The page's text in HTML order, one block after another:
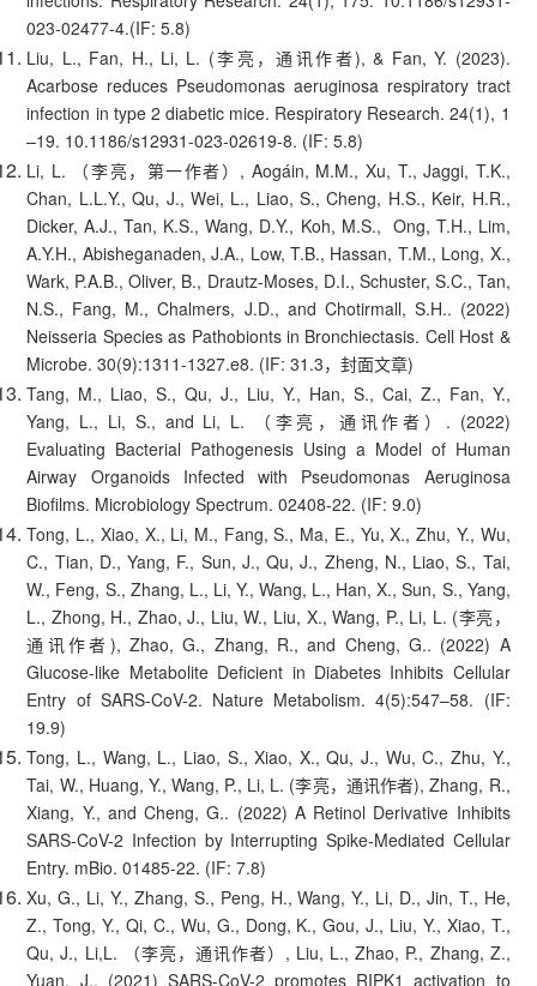
023-02477-4.(IF: 5.8)
Liu, L., Fan, H., Li, L. (李亮，通讯作者), & Fan, Y. (2023).
Acarbose reduces Pseudomonas aeruginosa respiratory tract
infection in type 2 diabetic mice. Respiratory Research. 24(1), 1
–19. 10.1186/s12931-023-02619-8. (IF: 5.8)
Li, L. （李亮，第一作者）, Aogáin, M.M., Xu, T., Jaggi, T.K.,
Chan, L.L.Y., Qu, J., Wei, L., Liao, S., Cheng, H.S., Keir, H.R.,
Dicker, A.J., Tan, K.S., Wang, D.Y., Koh, M.S., Ong, T.H., Lim,
A.Y.H., Abisheganaden, J.A., Low, T.B., Hassan, T.M., Long, X.,
Wark, P.A.B., Oliver, B., Drautz-Moses, D.I., Schuster, S.C., Tan,
N.S., Fang, M., Chalmers, J.D., and Chotirmall, S.H.. (2022)
Neisseria Species as Pathobionts in Bronchiectasis. Cell Host &
Microbe. 30(9):1311-1327.e8. (IF: 31.3，封面文章)
Tang, M., Liao, S., Qu, J., Liu, Y., Han, S., Cai, Z., Fan, Y.,
Yang, L., Li, S., and Li, L. （李亮，通讯作者）. (2022)
Evaluating Bacterial Pathogenesis Using a Model of Human
Airway Organoids Infected with Pseudomonas Aeruginosa
Biofilms. Microbiology Spectrum. 02408-22. (IF: 9.0)
Tong, L., Xiao, X., Li, M., Fang, S., Ma, E., Yu, X., Zhu, Y., Wu,
C., Tian, D., Yang, F., Sun, J., Qu, J., Zheng, N., Liao, S., Tai,
W., Feng, S., Zhang, L., Li, Y., Wang, L., Han, X., Sun, S., Yang,
L., Zhong, H., Zhao, J., Liu, W., Liu, X., Wang, P., Li, L. (李亮，
通讯作者), Zhao, G., Zhang, R., and Cheng, G.. (2022) A
Glucose-like Metabolite Deficient in Diabetes Inhibits Cellular
Entry of SARS-CoV-2. Nature Metabolism. 4(5):547–58. (IF:
19.9)
Tong, L., Wang, L., Liao, S., Xiao, X., Qu, J., Wu, C., Zhu, Y.,
Tai, W., Huang, Y., Wang, P., Li, L. (李亮，通讯作者), Zhang, R.,
Xiang, Y., and Cheng, G.. (2022) A Retinol Derivative Inhibits
SARS-CoV-2 Infection by Interrupting Spike-Mediated Cellular
Entry. mBio. 01485-22. (IF: 7.8)
Xu, G., Li, Y., Zhang, S., Peng, H., Wang, Y., Li, D., Jin, T., He,
Z., Tong, Y., Qi, C., Wu, G., Dong, K., Gou, J., Liu, Y., Xiao, T.,
Qu, J., Li,L. （李亮，通讯作者）, Liu, L., Zhao, P., Zhang, Z.,
Yuan, J.. (2021) SARS-CoV-2 promotes RIPK1 activation to